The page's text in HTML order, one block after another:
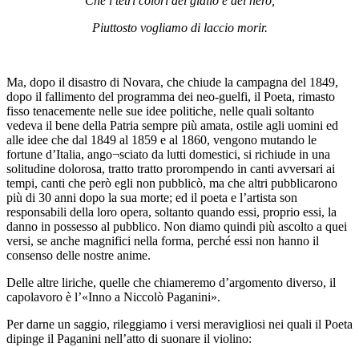
Piuttosto vogliamo di laccio morir.
Ma, dopo il disastro di Novara, che chiude la campagna del 1849,
dopo il fallimento del programma dei neo-guelfi, il Poeta, rimasto
fisso tenacemente nelle sue idee politiche, nelle quali soltanto
vedeva il bene della Patria sempre più amata, ostile agli uomini ed
alle idee che dal 1849 al 1859 e al 1860, vengono mutando le
fortune d’Italia, ango¬sciato da lutti domestici, si richiude in una
solitudine dolorosa, tratto tratto prorompendo in canti avversari ai
tempi, canti che però egli non pubblicò, ma che altri pubblicarono
più di 30 anni dopo la sua morte; ed il poeta e l’artista son
responsabili della loro opera, soltanto quando essi, proprio essi, la
danno in possesso al pubblico. Non diamo quindi più ascolto a quei
versi, se anche magnifici nella forma, perché essi non hanno il
consenso delle nostre anime.
Delle altre liriche, quelle che chiameremo d’argomento diverso, il
capolavoro è l’«Inno a Niccolò Paganini».
Per darne un saggio, rileggiamo i versi meravigliosi nei quali il Poeta
dipinge il Paganini nell’atto di suonare il violino: